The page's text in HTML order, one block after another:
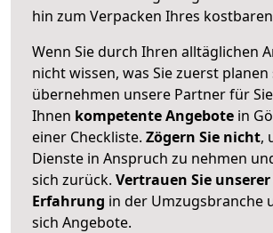
hin zum Verpacken Ihres
Wenn Sie durch Ihren alltäglichen
nicht wissen, was Sie zuerst
übernehmen unsere Partner für
Ihnen kompetente Angebote in
einer Checkliste. Zögern Sie nicht,
Dienste in Anspruch zu nehmen
sich zurück. Vertrauen Sie unserer
Erfahrung in der Umzugsbranche
sich Angebote.